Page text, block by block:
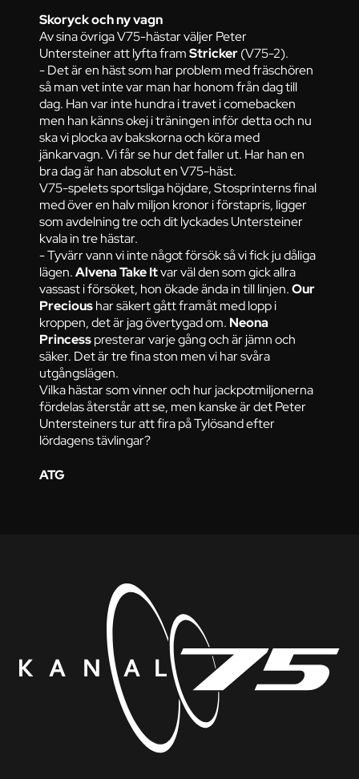
Skoryck och ny vagn
Av sina övriga V75-hästar väljer Peter
Untersteiner att lyfta framStricker(V75-2).
- Det är en häst som har problem med fräschören
så man vet inte var man har honom från dag till
dag. Han var inte hundra i travet i comebacken
men han känns okej i träningen inför detta och nu
ska vi plocka av bakskorna och köra med
jänkarvagn. Vi får se hur det faller ut. Har han en
bra dag är han absolut en V75-häst.
V75-spelets sportsliga höjdare, Stosprinterns final
med över en halv miljon kronor i förstapris, ligger
som avdelning tre och dit lyckades Untersteiner
kvala in tre hästar.
- Tyvärr vann vi inte något försök så vi fick ju dåliga
lägen.Alvena Take Itvar väl den som gick allra
vassast i försöket, hon ökade ända in till linjen.Our
Precioushar säkert gått framåt med lopp i
kroppen, det är jag övertygad om. Neona
Princesspresterar varje gång och är jämn och
säker. Det är tre fina ston men vi har svåra
utgångslägen.
Vilka hästar som vinner och hur jackpotmiljonerna
fördelas återstår att se, men kanske är det Peter
Untersteiners tur att fira på Tylösand efter
lördagens tävlingar?
ATG